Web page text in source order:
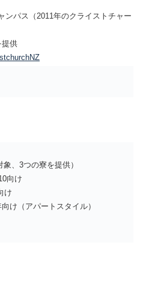
ンパス（2011年のクライストチャー
提供
、3つの寮を提供）
向け
け
け（アパートスタイル）